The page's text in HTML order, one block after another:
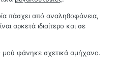
πάσχει από αναληθοφάνεια,
αρκετά ιδιαίτερο και σε
μού φάνηκε σχετικά αμήχανο.